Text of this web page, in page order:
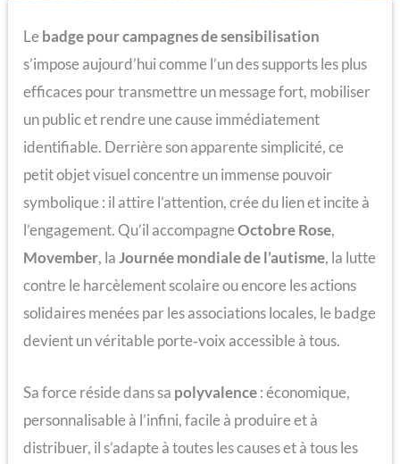
Lebadge pour campagnes de sensibilisation
s’impose aujourd’hui comme l’un des supports les plus
efficaces pour transmettre un message fort, mobiliser
un public et rendre une cause immédiatement
identifiable. Derrière son apparente simplicité, ce
petit objet visuel concentre un immense pouvoir
symbolique : il attire l’attention, crée du lien et incite à
l’engagement. Qu’il accompagneOctobre Rose,
Movember, laJournée mondiale de l’autisme, la lutte
contre le harcèlement scolaire ou encore les actions
solidaires menées par les associations locales, le badge
devient un véritable porte‑voix accessible à tous.
Sa force réside dans sa polyvalence: économique,
personnalisable à l’infini, facile à produire et à
distribuer, il s’adapte à toutes les causes et à tous les